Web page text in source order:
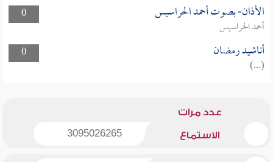
0
الأذان- بصوت أحمد الحراسيس
أحمد الحراسيس
0
أناشيد رمضان
(...)
عدد مرات
الاستماع 3095026265